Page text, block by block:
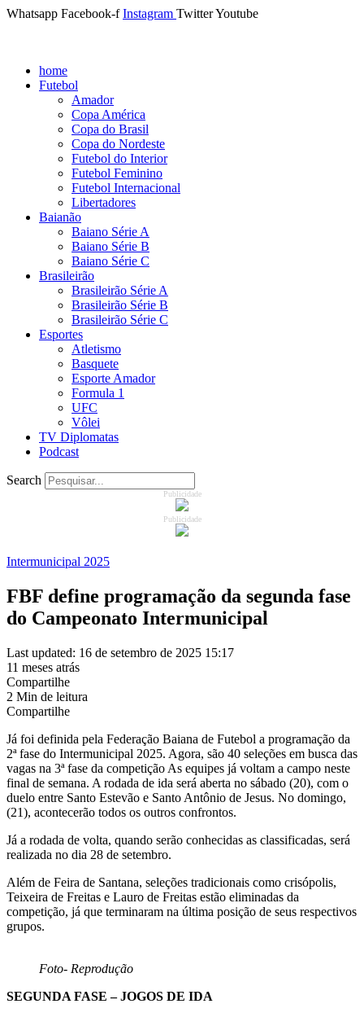
Whatsapp Facebook-f Instagram TwitterYoutube
home
Futebol
Amador
Copa América
Copa do Brasil
Copa do Nordeste
Futebol do Interior
Futebol Feminino
Futebol Internacional
Libertadores
Baianão
Baiano Série A
Baiano Série B
Baiano Série C
Brasileirão
Brasileirão Série A
Brasileirão Série B
Brasileirão Série C
Esportes
Atletismo
Basquete
Esporte Amador
Formula 1
UFC
Vôlei
TV Diplomatas
Podcast
Search
Publicidade
Publicidade
Intermunicipal 2025
FBF define programação da segunda fase
do Campeonato Intermunicipal
Last updated: 16 de setembro de 2025 15:17
11 meses atrás
Compartilhe
2 Min de leitura
Compartilhe
Já foi definida pela Federação Baiana de Futebol a programação da
2ª fase do Intermunicipal 2025. Agora, são 40 seleções em busca das
vagas na 3ª fase da competição As equipes já voltam a campo neste
final de semana. A rodada de ida será aberta no sábado (20), com o
duelo entre Santo Estevão e Santo Antônio de Jesus. No domingo,
(21), acontecerão todos os outros confrontos.
Já a rodada de volta, quando serão conhecidas as classificadas, será
realizada no dia 28 de setembro.
Além de Feira de Santana, seleções tradicionais como crisópolis,
Teixeira de Freitas e Lauro de Freitas estão eliminadas da
competição, já que terminaram na última posição de seus respectivos
grupos.
Foto- Reprodução
SEGUNDA FASE – JOGOS DE IDA